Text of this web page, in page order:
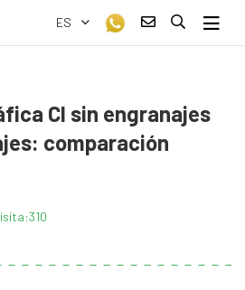
ES
CI sin engranajes
comparación